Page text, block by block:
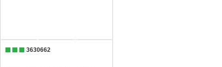
3630662